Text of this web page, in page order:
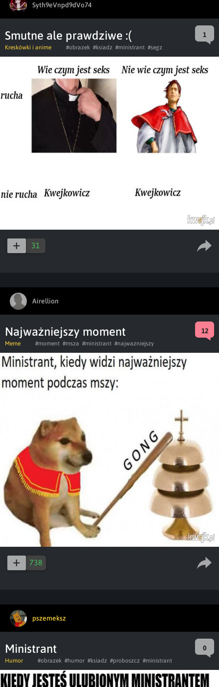
Syth9eVnpd9dVo74
Smutne ale prawdziwe :( 1
Kreskówki i anime #obrazek #ksiadz #ministrant #segz
31
Airellion
Najważniejszy moment 12
Meme #moment #msza #ministrant #najwazniejszy
738
pszemeksz
Ministrant 0
Humor #obrazek #humor #ksiadz #proboszcz #ministrant